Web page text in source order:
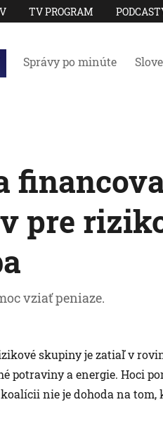
TV PROGRAM
Správy po minúte
pre
vziať peniaze.
skupiny je zatiaľ v
potraviny a energie. Hoci
nie je dohoda na